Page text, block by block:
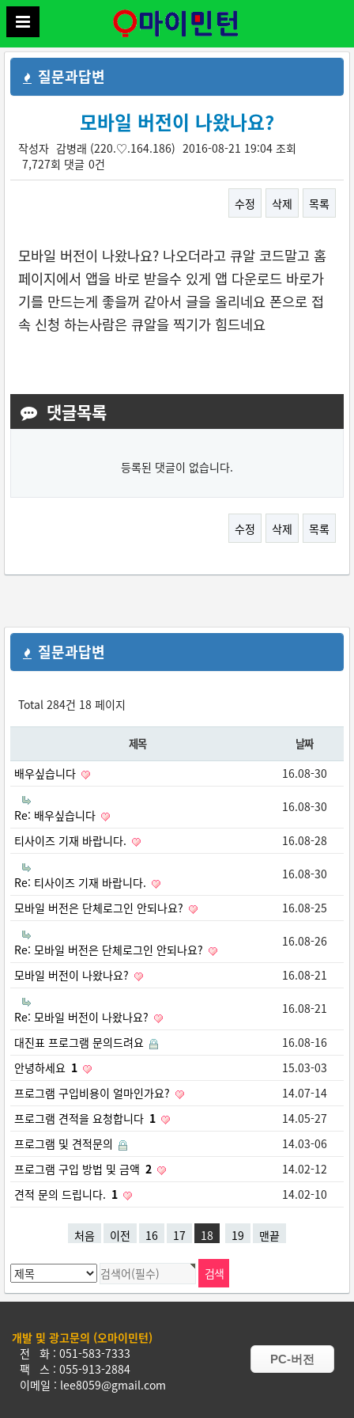
질문과답변
모바일 버전이 나왔나요?
작성자 감병래 (220.♡.164.186) 2016-08-21 19:04 조회
7,727회 댓글 0건
수정 삭제 목록
본문
모바일 버전이 나왔나요? 나오더라고 큐알 코드말고 홈
페이지에서 앱을 바로 받을수 있게 앱 다운로드 바로가
기를 만드는게 좋을꺼 같아서 글을 올리네요 폰으로 접
속 신청 하는사람은 큐알을 찍기가 힘드네요
댓글목록
등록된 댓글이 없습니다.
수정 삭제 목록
질문과답변
Total 284건 18 페이지
제목 날짜
배우싶습니다 16.08-30
Re: 배우싶습니다
16.08-30
티사이즈 기재 바랍니다. 16.08-28
Re: 티사이즈 기재 바랍니다.
16.08-30
모바일 버전은 단체로그인 안되나요? 16.08-25
Re: 모바일 버전은 단체로그인 안되나요?
16.08-26
모바일 버전이 나왔나요? 16.08-21
Re: 모바일 버전이 나왔나요?
16.08-21
대진표 프로그램 문의드려요
16.08-16
안녕하세요 1
15.03-03
프로그램 구입비용이 얼마인가요?
14.07-14
프로그램 견적을 요청합니다 1
14.05-27
프로그램 및 견적문의
14.03-06
프로그램 구입 방법 및 금액 2
14.02-12
견적 문의 드립니다. 1 14.02-10
처음 이전 16 17 18 19 맨끝
개발 및 광고문의 (오마이민턴)
전 화 : 051-583-7333
팩 스 : 055-913-2884
이메일 : lee8059@gmail.com
PC-버전